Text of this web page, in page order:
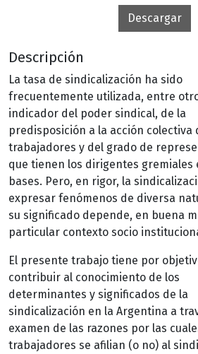
Descargar
Descripción
La tasa de sindicalización ha sido
frecuentemente utilizada, entre
indicador del poder sindical, de la
predisposición a la acción colectiva
trabajadores y del grado de
que tienen los dirigentes gremiales
bases. Pero, en rigor, la
expresar fenómenos de diversa
su significado depende, en buena
particular contexto socio
El presente trabajo tiene por
contribuir al conocimiento de los
determinantes y significados de la
sindicalización en la Argentina a
examen de las razones por las
trabajadores se afilian (o no) al